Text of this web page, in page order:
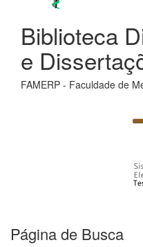
Biblioteca
e
FAMERP - Faculdade de
Página de Busca